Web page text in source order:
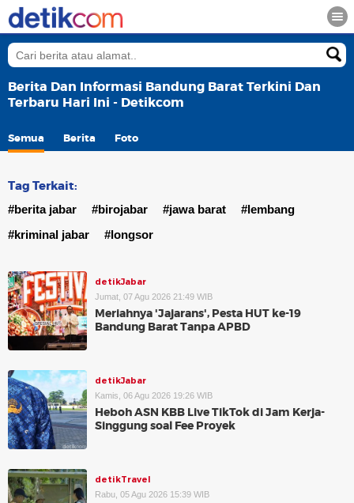
Berita Dan Informasi Bandung Barat Terkini Dan
Terbaru Hari Ini - Detikcom
Semua Berita Foto
Tag Terkait:
#berita jabar #birojabar #jawa barat
#lembang
#kriminal jabar
#longsor
detikJabar
Jumat, 07 Agu 2026 21:49 WIB
Meriahnya 'Jajarans', Pesta HUT ke-19
Bandung Barat Tanpa APBD
detikJabar
Kamis, 06 Agu 2026 19:26 WIB
Heboh ASN KBB Live TikTok di Jam Kerja-
Singgung soal Fee Proyek
detikTravel
Rabu, 05 Agu 2026 15:39 WIB